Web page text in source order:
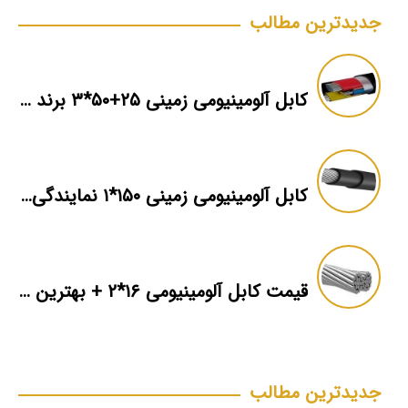
جدیدترین مطالب
کابل آلومینیومی زمینی ۲۵+۵۰*۳ برند ماهان
کابل آلومینیومی زمینی ۱۵۰*۱ نمایندگی فروش
قیمت کابل آلومینیومی ۱۶*۲ + بهترین برند بازار + اطلاعات فنی
جدیدترین مطالب